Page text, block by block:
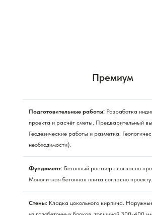
Премиум
Подготовительные работы: Разработка
проекта и расчёт сметы. Предварительный
Геодезические работы и разметка.
необходимости).
Фундамент: Бетонный ростверк согласно
Монолитная бетонная плита согласно проекту.
Стены: Кладка цокольного кирпича.